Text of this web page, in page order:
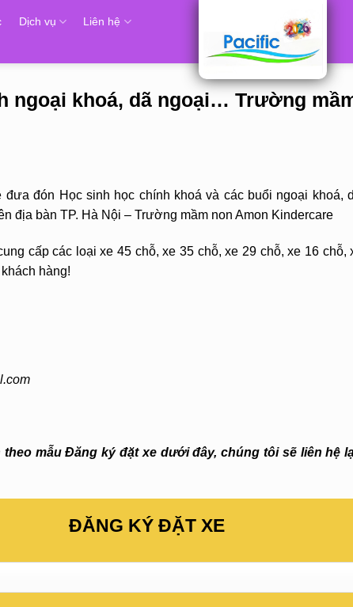
Dịch vụ
Liên hệ
ngoại khoá, dã ngoại… Trường
đón Học sinh học chính khoá và các buổi ngoại khoá,
địa bàn TP. Hà Nội – Trường mầm non Amon Kindercare
cấp các loại xe 45 chỗ, xe 35 chỗ, xe 29 chỗ, xe 16 chỗ,
hàng!
mẫu Đăng ký đặt xe dưới đây, chúng tôi sẽ liên hệ
ĐĂNG KÝ ĐẶT XE